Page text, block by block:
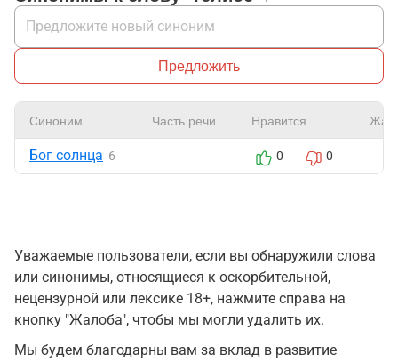
Предложить
Синоним Часть речи Нравится
Бог солнца 6 0 0
Уважаемые пользователи, если вы обнаружили слова
или синонимы, относящиеся к оскорбительной,
нецензурной или лексике 18+, нажмите справа на
кнопку "Жалоба", чтобы мы могли удалить их.
Мы будем благодарны вам за вклад в развитие